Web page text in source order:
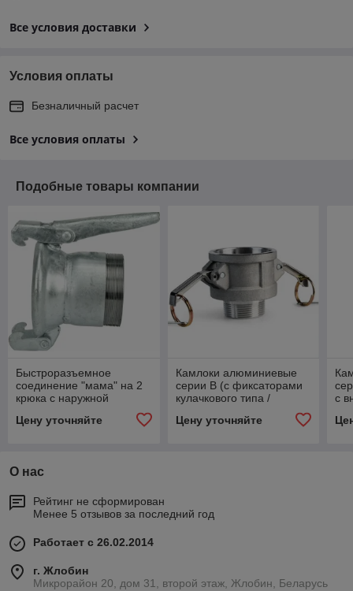
Все условия доставки
Условия оплаты
Безналичный расчет
Все условия оплаты
Подобные товары компании
Быстроразъемное
соединение "мама" на 2
крюка с наружной
Цену уточняйте
Камлоки алюминиевые
серии B (с фиксаторами
кулачкового типа /
соединение с наружной
резьбой)
Цену уточняйте
с
О нас
Рейтинг не сформирован
Менее 5 отзывов за последний год
Работает с 26.02.2014
г. Жлобин
Микрорайон 20, дом 31, второй этаж, Жлобин, Беларусь